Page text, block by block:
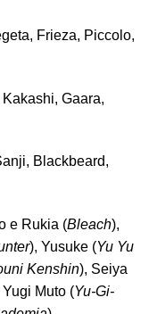
Frieza, Piccolo,
Gaara,
Blackbeard,
e Rukia (Bleach),
), Yusuke (Yu Yu
Kenshin), Seiya
Yugi Muto (Yu-Gi-